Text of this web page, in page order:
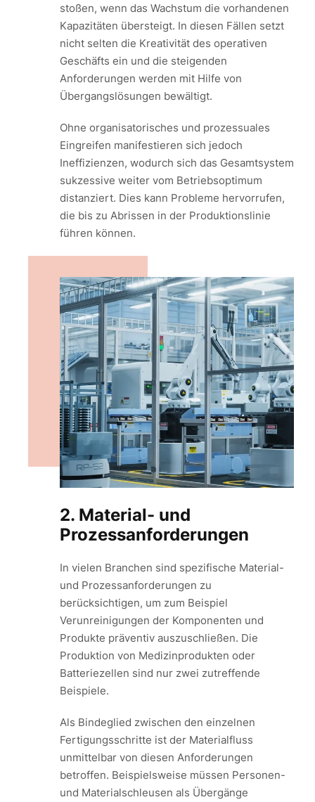
stoßen, wenn das Wachstum die vorhandenen
Kapazitäten übersteigt. In diesen Fällen setzt
nicht selten die Kreativität des operativen
Geschäfts ein und die steigenden
Anforderungen werden mit Hilfe von
Übergangslösungen bewältigt.
Ohne organisatorisches und prozessuales
Eingreifen manifestieren sich jedoch
Ineffizienzen, wodurch sich das Gesamtsystem
sukzessive weiter vom Betriebsoptimum
distanziert. Dies kann Probleme hervorrufen,
die bis zu Abrissen in der Produktionslinie
führen können.
2. Material- und
Prozessanforderungen
In vielen Branchen sind spezifische Material-
und Prozessanforderungen zu
berücksichtigen, um zum Beispiel
Verunreinigungen der Komponenten und
Produkte präventiv auszuschließen. Die
Produktion von Medizinprodukten oder
Batteriezellen sind nur zwei zutreffende
Beispiele.
Als Bindeglied zwischen den einzelnen
Fertigungsschritte ist der Materialfluss
unmittelbar von diesen Anforderungen
betroffen. Beispielsweise müssen Personen-
und Materialschleusen als Übergänge